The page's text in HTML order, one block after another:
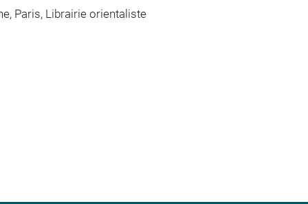
Paris, Librairie orientaliste